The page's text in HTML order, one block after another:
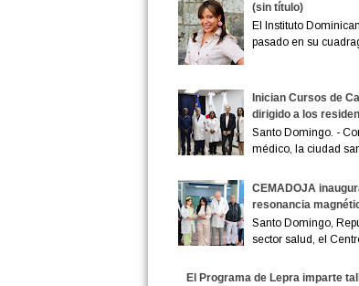
(sin título)
El Instituto
pasado en su
Inician Cursos de
dirigido a los
Santo Domingo. -
médico, la ciudad
CEMADOJA
resonancia
Santo Domingo,
sector salud, el
El Programa de Lepra imparte